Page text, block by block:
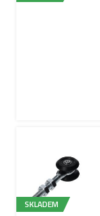
SKLADEM